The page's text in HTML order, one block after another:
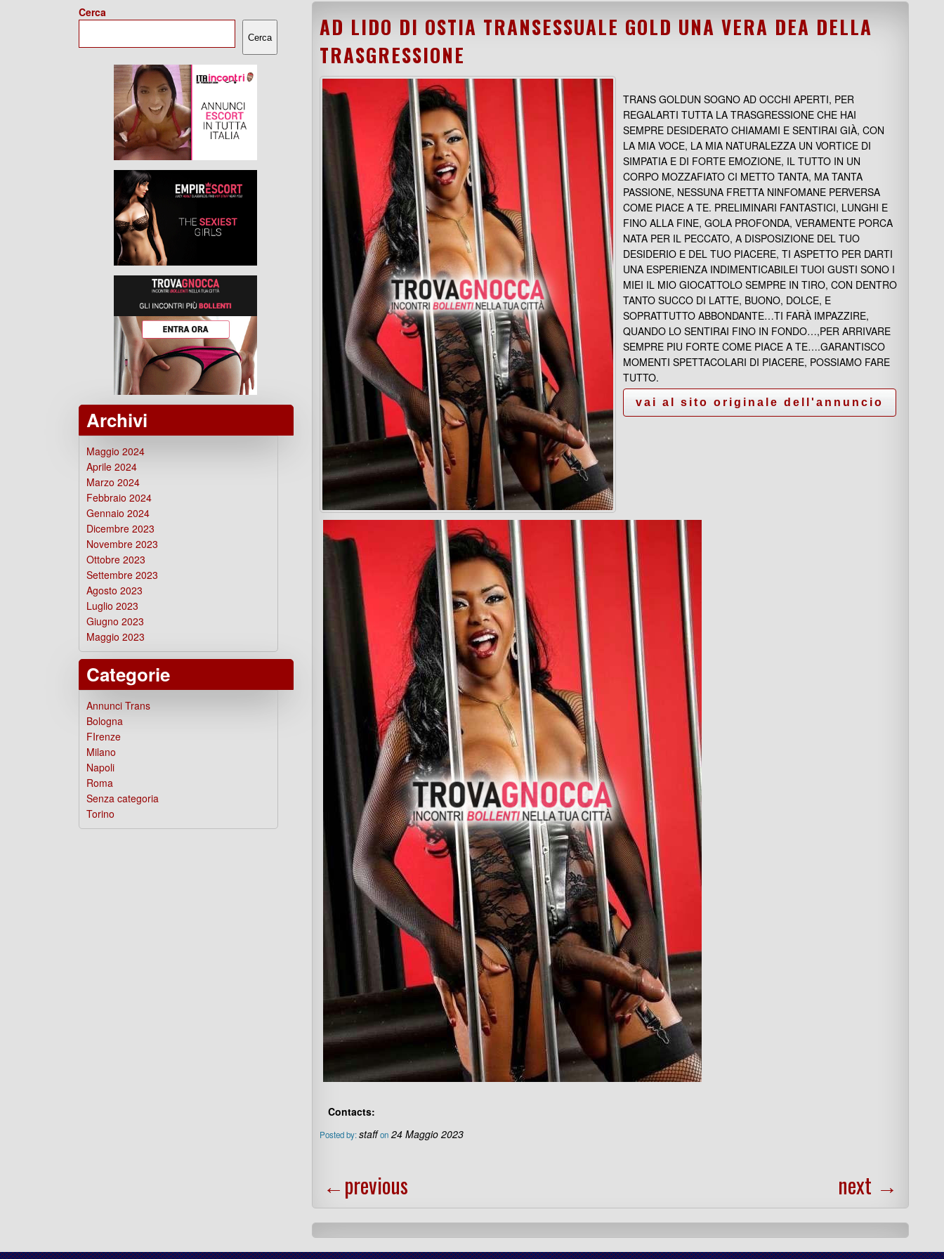
AD LIDO DI OSTIA TRANSESSUALE GOLD UNA VERA DEA DELLA
TRASGRESSIONE
TRANS GOLDUN SOGNO AD OCCHI APERTI, PER
REGALARTI TUTTA LA TRASGRESSIONE CHE HAI
SEMPRE DESIDERATO CHIAMAMI E SENTIRAI GIÀ, CON
LA MIA VOCE, LA MIA NATURALEZZA UN VORTICE DI
SIMPATIA E DI FORTE EMOZIONE, IL TUTTO IN UN
CORPO MOZZAFIATO CI METTO TANTA, MA TANTA
PASSIONE, NESSUNA FRETTA NINFOMANE PERVERSA
COME PIACE A TE. PRELIMINARI FANTASTICI, LUNGHI E
FINO ALLA FINE, GOLA PROFONDA, VERAMENTE PORCA
NATA PER IL PECCATO, A DISPOSIZIONE DEL TUO
DESIDERIO E DEL TUO PIACERE, TI ASPETTO PER DARTI
UNA ESPERIENZA INDIMENTICABILEI TUOI GUSTI SONO I
MIEI IL MIO GIOCATTOLO SEMPRE IN TIRO, CON DENTRO
TANTO SUCCO DI LATTE, BUONO, DOLCE, E
SOPRATTUTTO ABBONDANTE…TI FARÀ IMPAZZIRE,
QUANDO LO SENTIRAI FINO IN FONDO…,PER ARRIVARE
SEMPRE PIU FORTE COME PIACE A TE….GARANTISCO
MOMENTI SPETTACOLARI DI PIACERE, POSSIAMO FARE
TUTTO.
Contacts:
Posted by:staff on 24 Maggio 2023
←previous next →
Cerca
Cerca
Archivi
Maggio 2024
Aprile 2024
Marzo 2024
Febbraio 2024
Gennaio 2024
Dicembre 2023
Novembre 2023
Ottobre 2023
Settembre 2023
Agosto 2023
Luglio 2023
Giugno 2023
Maggio 2023
Categorie
Annunci Trans
Bologna
FIrenze
Milano
Napoli
Roma
Senza categoria
Torino